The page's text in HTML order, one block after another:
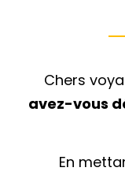
Chers
avez-vous
En